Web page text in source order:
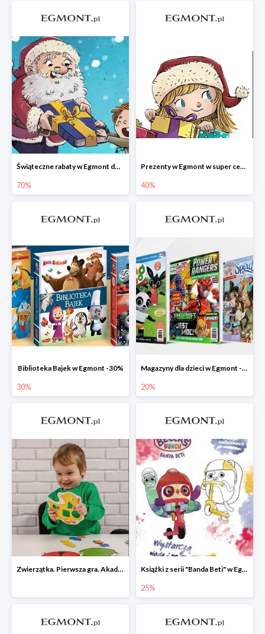
Świąteczne rabaty w Egmont do -70%
70%
Prezenty w Egmont w super cenach
40%
Biblioteka Bajek w Egmont -30%
30%
Magazyny dla dzieci w Egmont -20%
20%
Zwierzątka. Pierwsza gra. Akademia Mądrego Dziecka Książki z serii "Banda Beti" w Egmont do -25%
25%